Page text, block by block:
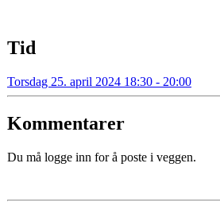
Tid
Torsdag 25. april 2024 18:30 - 20:00
Kommentarer
Du må logge inn for å poste i veggen.